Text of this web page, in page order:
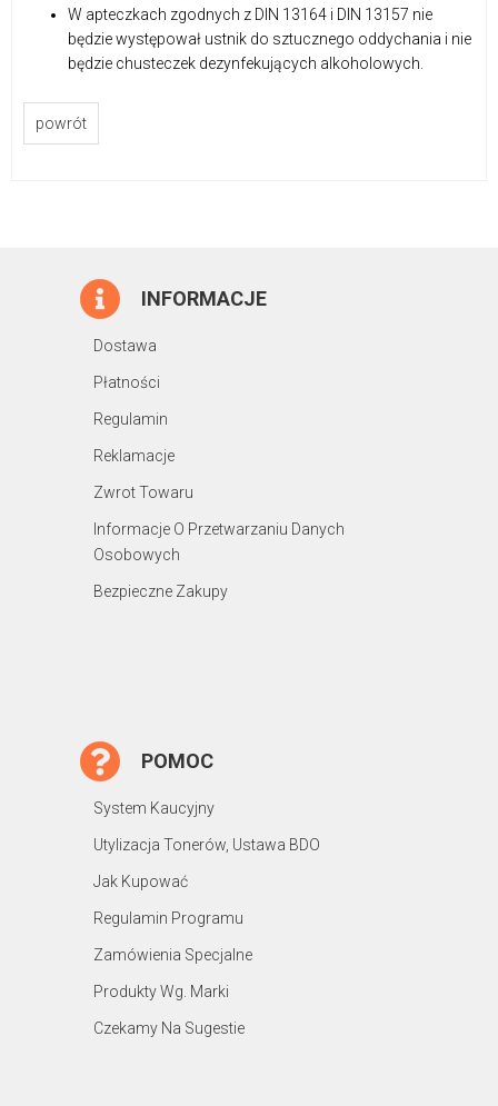
W apteczkach zgodnych z DIN 13164 i DIN 13157 nie
będzie występował ustnik do sztucznego oddychania i nie
będzie chusteczek dezynfekujących alkoholowych.
powrót
INFORMACJE
Dostawa
Płatności
Regulamin
Reklamacje
Zwrot Towaru
Informacje O Przetwarzaniu Danych
Osobowych
Bezpieczne Zakupy
POMOC
System Kaucyjny
Utylizacja Tonerów, Ustawa BDO
Jak Kupować
Regulamin Programu
Zamówienia Specjalne
Produkty Wg. Marki
Czekamy Na Sugestie